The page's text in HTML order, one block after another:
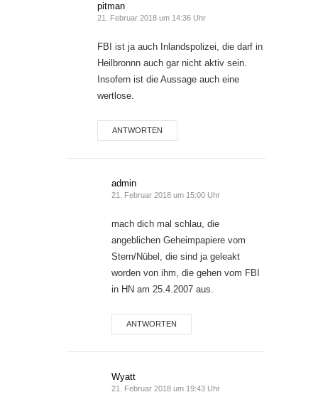
pitman
21. Februar 2018 um 14:36 Uhr
FBI ist ja auch Inlandspolizei, die darf in
Heilbronnn auch gar nicht aktiv sein.
Insofern ist die Aussage auch eine
wertlose.
ANTWORTEN
admin
21. Februar 2018 um 15:00 Uhr
mach dich mal schlau, die
angeblichen Geheimpapiere vom
Stern/Nübel, die sind ja geleakt
worden von ihm, die gehen vom FBI
in HN am 25.4.2007 aus.
ANTWORTEN
Wyatt
21. Februar 2018 um 19:43 Uhr